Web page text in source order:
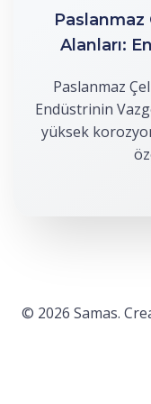
Paslanmaz
Alanları:
Paslanmaz
Endüstrinin
yüksek
© 2026 Samas.